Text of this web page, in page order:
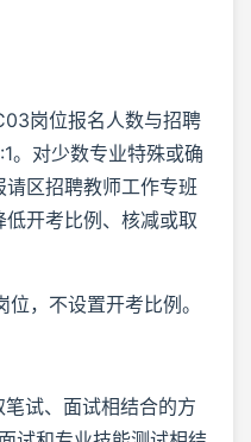
岗位报名人数与招聘
。对少数专业特殊或确
区招聘教师工作专班
开考比例、核减或取
，不设置开考比例。
试、面试相结合的方